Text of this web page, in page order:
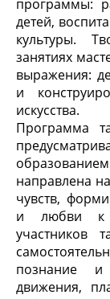
программы:
детей,
культуры.
занятиях
выражения:
и
искусства.
Программа
направлена
чувств,
и любви к
участников
познание и
движения,